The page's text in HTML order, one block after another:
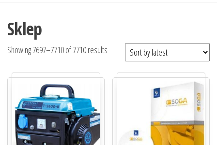
Sklep
Showing 7697–7710 of 7710 results